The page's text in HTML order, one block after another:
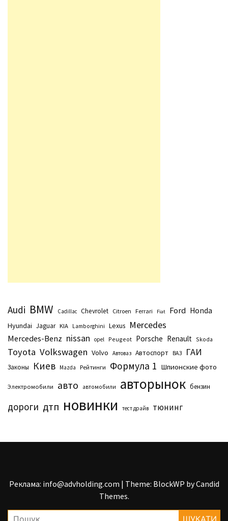
Audi BMW Cadillac Chevrolet Citroen Ferrari Fiat Ford Honda
Hyundai Jaguar KIA Lamborghini Lexus Mercedes
Mercedes-Benz nissan opel Peugeot Porsche Renault Skoda
Toyota Volkswagen Volvo Автоваз Автоспорт ВАЗ ГАИ
Законы Киев Маzda Рейтинги Формула 1 Шпионские фото
Электромобили авто автомобили авторынок бензин
дороги дтп новинки тест драйв тюнинг
Реклама: info@advholding.com | Theme: BlockWP byCandid
Themes.
Пошук: